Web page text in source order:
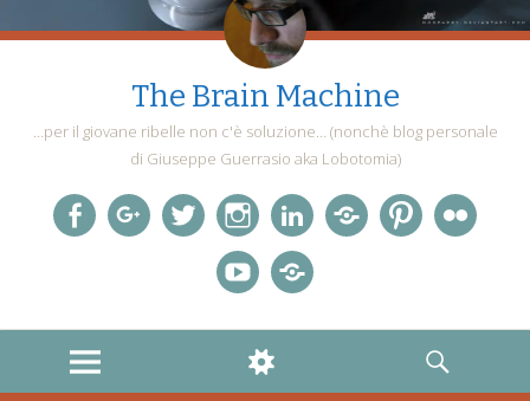
The Brain Machine
…per il giovane ribelle non c'è soluzione… (nonchè blog personale
di Giuseppe Guerrasio aka Lobotomia)
twitterInstagramLinkedIn
MENU
WIDGETS
SEARCH